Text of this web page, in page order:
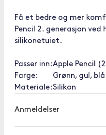
Få et bedre og mer
Pencil 2. generasjon
silikonetuiet.
Passer inn:Apple Pencil
Farge:
Grønn, gul, blå
Materiale:Silikon
Anmeldelser